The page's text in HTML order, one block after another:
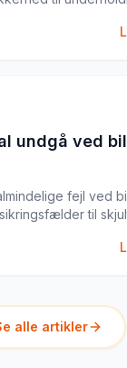
undgå ved
fejl ved
til
alle artikler